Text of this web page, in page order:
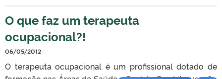
O que faz um terapeuta
ocupacional?!
06/05/2012
O terapeuta ocupacional é um profissional dotado de